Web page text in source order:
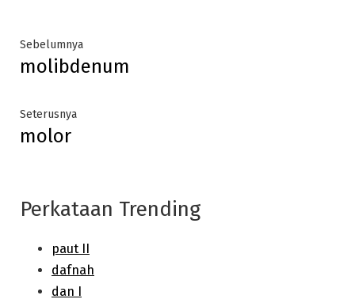
Post
navigation
SebelumnyaPrevious
post:
molibdenum
SeterusnyaNext
molor
Perkataan Trending